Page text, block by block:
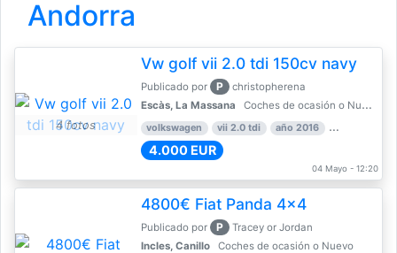
Andorra
4 fotos
Vw golf vii 2.0 tdi 150cv navy
Publicado por P
christopherena
Escàs, La Massana
Coches de ocasión o Nuevo
volkswagen vii 2.0 tdi año 2016 80.000 km
4.000 EUR
04 Mayo - 12:20
4800€ Fiat Panda 4x4
Publicado por P
Tracey or Jordan
Incles, Canillo
Coches de ocasión o Nuevo